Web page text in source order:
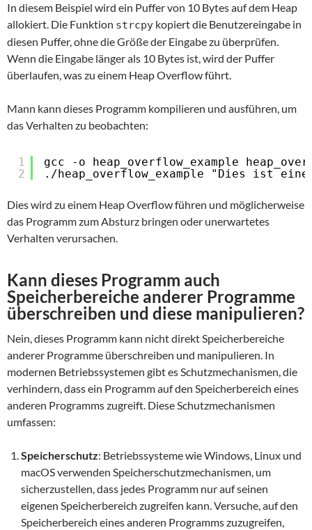
In diesem Beispiel wird ein Puffer von 10 Bytes auf dem Heap
allokiert. Die Funktion strcpy kopiert die Benutzereingabe in
diesen Puffer, ohne die Größe der Eingabe zu überprüfen.
Wenn die Eingabe länger als 10 Bytes ist, wird der Puffer
überlaufen, was zu einem Heap Overflow führt.
Mann kann dieses Programm kompilieren und ausführen, um
das Verhalten zu beobachten:
1
2
gcc -o heap_overflow_example
./heap_overflow_example "Dies ist
Dies wird zu einem Heap Overflow führen und möglicherweise
das Programm zum Absturz bringen oder unerwartetes
Verhalten verursachen.
Kann dieses Programm auch
Speicherbereiche anderer Programme
überschreiben und diese manipulieren?
Nein, dieses Programm kann nicht direkt Speicherbereiche
anderer Programme überschreiben und manipulieren. In
modernen Betriebssystemen gibt es Schutzmechanismen, die
verhindern, dass ein Programm auf den Speicherbereich eines
anderen Programms zugreift. Diese Schutzmechanismen
umfassen:
Speicherschutz: Betriebssysteme wie Windows, Linux und
macOS verwenden Speicherschutzmechanismen, um
sicherzustellen, dass jedes Programm nur auf seinen
eigenen Speicherbereich zugreifen kann. Versuche, auf den
Speicherbereich eines anderen Programms zuzugreifen,